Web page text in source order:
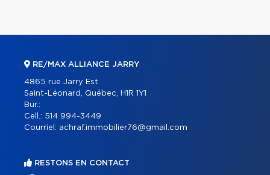
RE/MAX ALLIANCE JARRY
4865 rue Jarry Est
Saint-Léonard, Québec, H1R 1Y1
Bur.:
Cell.: 514 994-3449
Courriel: achraf.immobilier76@gmail.com
RESTONS EN CONTACT